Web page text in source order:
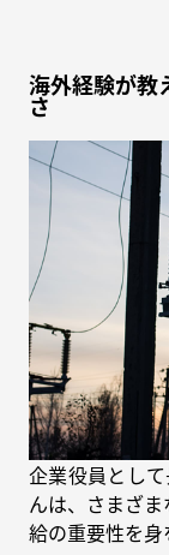
海外経験が教
さ
企業役員とし
んは、さまざ
給の重要性を身